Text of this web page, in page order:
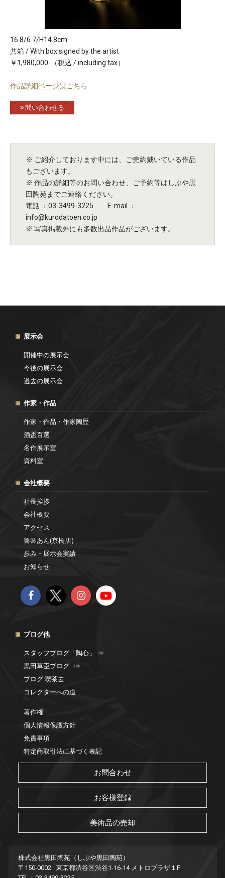
16.8/6.7/H14.8cm
共箱 / With box signed by the artist
￥1,980,000-（税込 / including tax）
作品詳細ページはこちら
問い合わせる
※ ご紹介しております中には、ご売約戴いている作品
もございます。
※ 作品の詳細等のお問い合わせ、ご予約等はしぶや黒
田陶苑までご連絡ください。
電話 ：03-3499-3225 E-mail ：
info@kurodatoen.co.jp
※ 写真掲載外にも多数出品作品がございます。
展示会
開催中の展示会
今後の展示会
過去の展示会
作家・作品
作家・作品・作家陶歴
酒盃百選
名作展示室
資料室
会社概要
社長挨拶
会社概要
アクセス
魯卿あん(京橋店)
歩み・展示会実績
お知らせ
ブログ他
スタッフブログ「陶心」
黒田草臣ブログ
ブログ 喫茶去
コレクターへの道
著作権
個人情報保護方針
免責事項
特定商取引法に基づく表記
お問合わせ
お客様登録
美術品の売却
株式会社黒田陶苑（しぶや黒田陶苑）
〒150-0002 東京都渋谷区渋谷1-16-14 メトロプラザ１F